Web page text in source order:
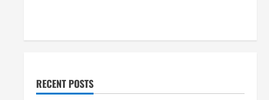
RECENT POSTS